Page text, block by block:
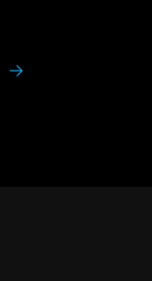
→